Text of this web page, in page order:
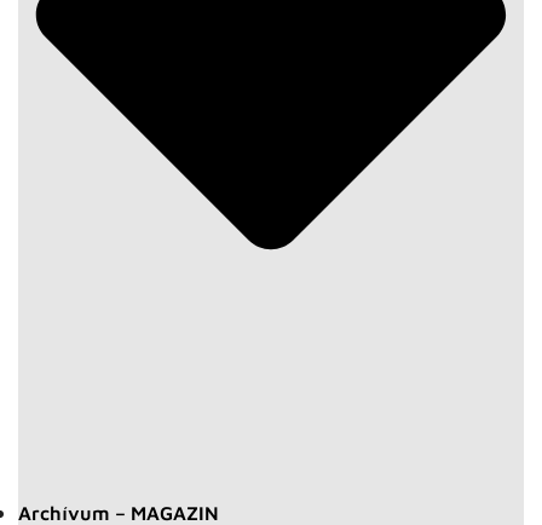
Archívum – MAGAZIN